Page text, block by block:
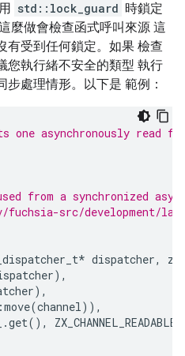
std::lock_guard 時鎖定
麼做會檢查函式呼叫來源 這
有受到任何鎖定。如果 檢查
您執行緒不安全的類型 執行
處理情形。以下是 範例：
one asynchronously read
from a synchronized
src/development/
* dispatcher, zx
),
),
move(channel)),
.get(), ZX_CHANNEL_READABLE